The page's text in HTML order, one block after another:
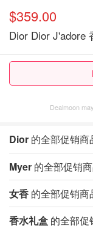
$359.00
Dior Dior J'adore
Dealmoon
Dior 的全部促销商
Myer 的全部促销
女香 的全部促销商
香水礼盒 的全部促